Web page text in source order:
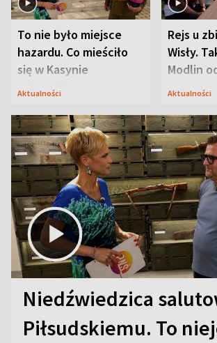
To nie było miejsce
hazardu. Co mieściło
się w Kasynie
Oficerskim?
Aktualności
Rejs u
Wisły.
Modlin
Aktualności
Niedźwiedzica
Piłsudskiemu. To